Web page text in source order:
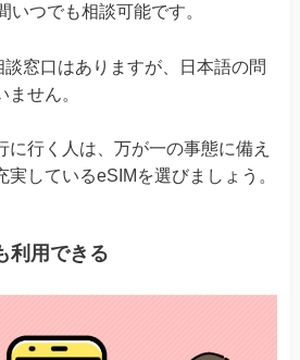
いつでも相談可能です。
窓口はありますが、日本語の問
せん。
に行く人は、万が一の事態に備え
しているeSIMを選びましょう。
利用できる